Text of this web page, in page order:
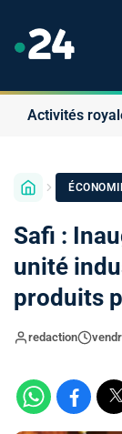
Activités
Safi :
unité
produits
redaction